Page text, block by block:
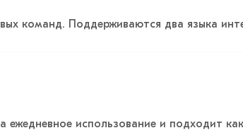
команд. Поддерживаются два языка
использование и подходит